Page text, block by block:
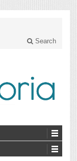
Search